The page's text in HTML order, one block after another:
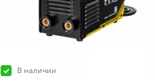
В наличии